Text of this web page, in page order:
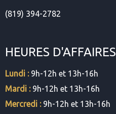
(819) 394-2782
HEURES D'AFFAIRES
Lundi : 9h-12h et 13h-16h
Mardi : 9h-12h et 13h-16h
Mercredi : 9h-12h et 13h-16h